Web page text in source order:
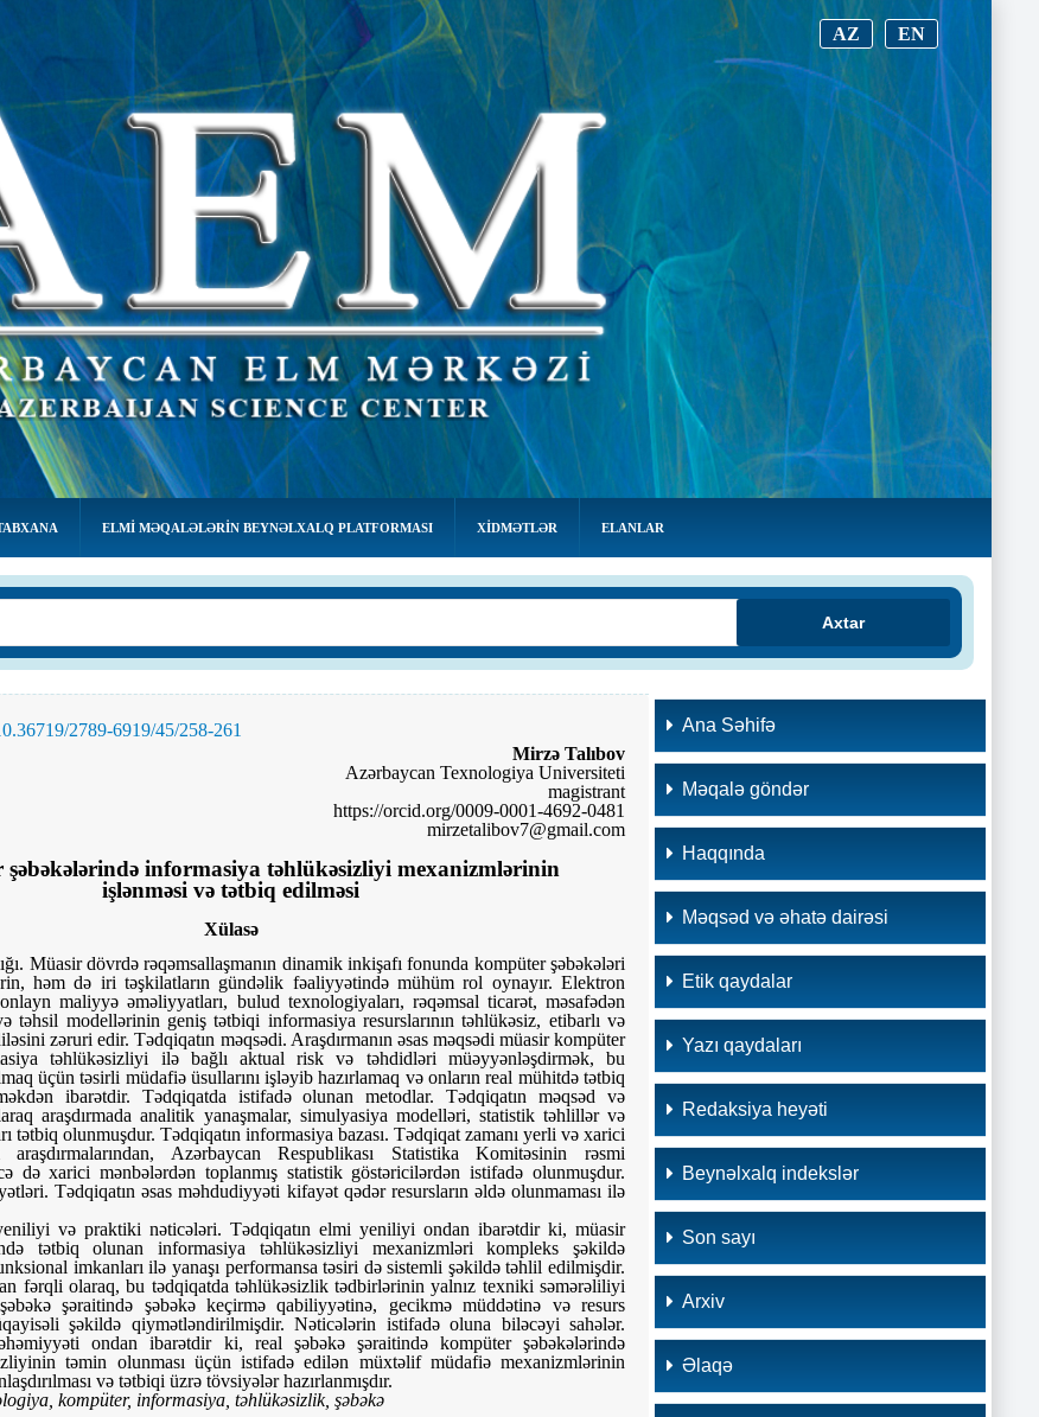
AZ EN
ELMI MƏQALƏLƏRIN BEYNƏLXALQ PLATFORMASI XIDMƏTLƏR ELANLAR
Axtar
2789-6919/45/258-261
Mirzə Talıbov
Azərbaycan Texnologiya Universiteti
magistrant
https://orcid.org/0009-0001-4692-0481
mirzetalibov7@gmail.com
informasiya təhlükəsizliyi mexanizmlərinin
işlənməsi və tətbiq edilməsi
Xülasə
Müasir dövrdə rəqəmsallaşmanın dinamik inkişafı fonunda kompüter şəbəkələri
həm də iri təşkilatların gündəlik fəaliyyətində mühüm rol oynayır. Elektron
maliyyə əməliyyatları, bulud texnologiyaları, rəqəmsal ticarət, məsafədən
təhsil modellərinin geniş tətbiqi informasiya resurslarının təhlükəsiz, etibarlı və
zəruri edir. Tədqiqatın məqsədi. Araşdırmanın əsas məqsədi müasir kompüter
təhlükəsizliyi ilə bağlı aktual risk və təhdidləri müəyyənləşdirmək, bu
üçün təsirli müdafiə üsullarını işləyib hazırlamaq və onların real mühitdə tətbiq
ibarətdir. Tədqiqatda istifadə olunan metodlar. Tədqiqatın məqsəd və
araşdırmada analitik yanaşmalar, simulyasiya modelləri, statistik təhlillər və
tətbiq olunmuşdur. Tədqiqatın informasiya bazası. Tədqiqat zamanı yerli və xarici
araşdırmalarından, Azərbaycan Respublikası Statistika Komitəsinin rəsmi
də xarici mənbələrdən toplanmış statistik göstəricilərdən istifadə olunmuşdur.
Tədqiqatın əsas məhdudiyyəti kifayət qədər resursların əldə olunmaması ilə
və praktiki nəticələri. Tədqiqatın elmi yeniliyi ondan ibarətdir ki, müasir
tətbiq olunan informasiya təhlükəsizliyi mexanizmləri kompleks şəkildə
imkanları ilə yanaşı performansa təsiri də sistemli şəkildə təhlil edilmişdir.
fərqli olaraq, bu tədqiqatda təhlükəsizlik tədbirlərinin yalnız texniki səmərəliliyi
şəraitində şəbəkə keçirmə qabiliyyətinə, gecikmə müddətinə və resurs
şəkildə qiymətləndirilmişdir. Nəticələrin istifadə oluna biləcəyi sahələr.
ondan ibarətdir ki, real şəbəkə şəraitində kompüter şəbəkələrində
təmin olunması üçün istifadə edilən müxtəlif müdafiə mexanizmlərinin
və tətbiqi üzrə tövsiyələr hazırlanmışdır.
kompüter, informasiya, təhlükəsizlik, şəbəkə
Ana Səhifə
Məqalə göndər
Haqqında
Məqsəd və əhatə dairəsi
Etik qaydalar
Yazı qaydaları
Redaksiya heyəti
Beynəlxalq indekslər
Son sayı
Arxiv
Əlaqə